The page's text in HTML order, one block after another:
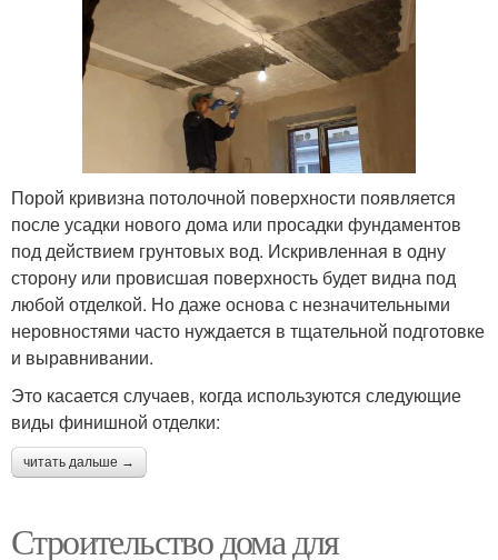
Порой кривизна потолочной поверхности появляется
после усадки нового дома или просадки фундаментов
под действием грунтовых вод. Искривленная в одну
сторону или провисшая поверхность будет видна под
любой отделкой. Но даже основа с незначительными
неровностями часто нуждается в тщательной подготовке
и выравнивании.
Это касается случаев, когда используются следующие
виды финишной отделки:
читать дальше →
Строительство дома для